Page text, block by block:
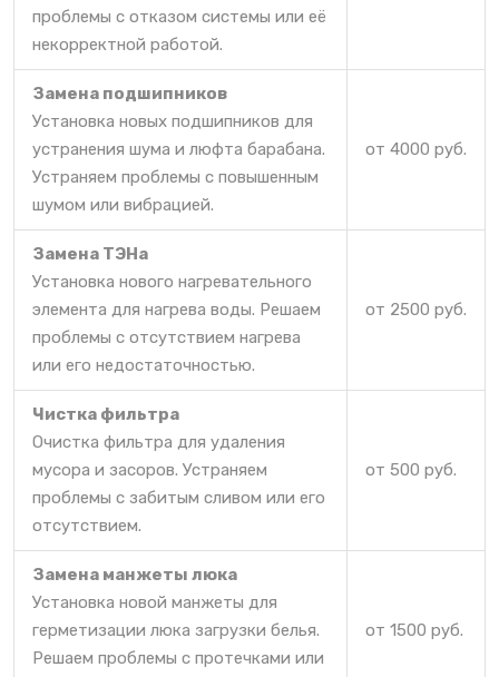
проблемы с отказом системы или её
некорректной работой.
Замена подшипников
Установка новых подшипников для
устранения шума и люфта барабана.
Устраняем проблемы с повышенным
шумом или вибрацией.
от 4000 руб.
Замена ТЭНа
Установка нового нагревательного
элемента для нагрева воды. Решаем
проблемы с отсутствием нагрева
или его недостаточностью.
от 2500 руб.
Чистка фильтра
Очистка фильтра для удаления
мусора и засоров. Устраняем
проблемы с забитым сливом или его
отсутствием.
от 500 руб.
Замена манжеты люка
Установка новой манжеты для
герметизации люка загрузки белья.
Решаем проблемы с протечками или
от 1500 руб.